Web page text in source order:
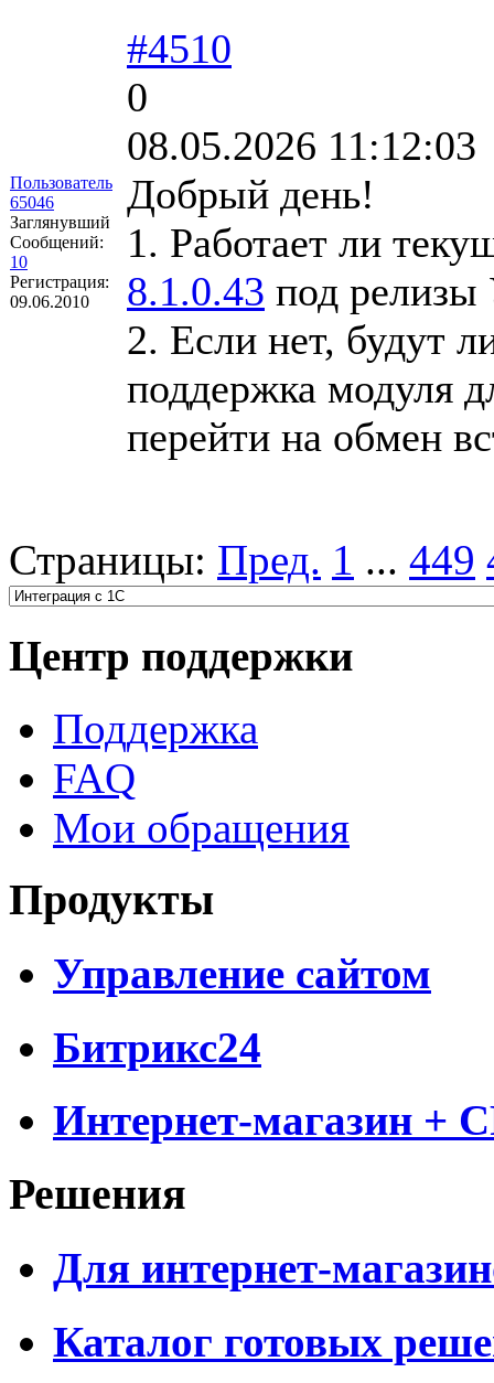
Пользователь
65046
Заглянувший
Сообщений:
10
Регистрация:
09.06.2010
#4510
0
08.05.2026 11:12:03
Добрый день!
1. Работает ли
8.1.0.43 под
2. Если нет, будут
поддержка модуля
перейти на обмен
Страницы: Пред. 1 ... 449
Центр поддержки
Поддержка
FAQ
Мои обращения
Продукты
Управление сайтом
Битрикс24
Интернет-магазин +
Решения
Для интернет-
Каталог готовых